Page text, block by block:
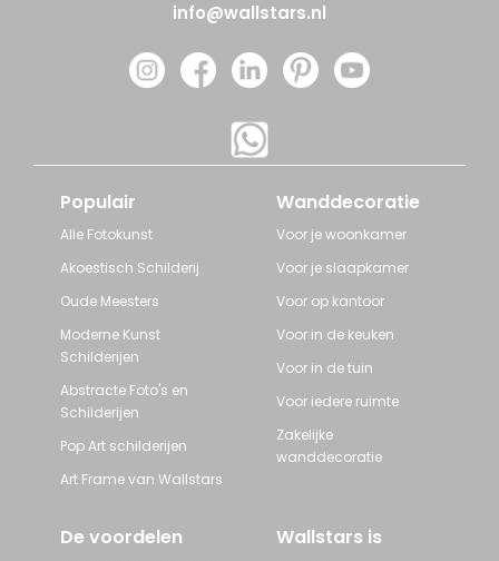
info@wallstars.nl
Populair
Alle Fotokunst
Akoestisch Schilderij
Oude Meesters
Moderne Kunst
Schilderijen
Abstracte Foto's en
Schilderijen
Pop Art schilderijen
Art Frame van Wallstars
Wanddecoratie
Voor je woonkamer
Voor je slaapkamer
Voor op kantoor
Voor in de keuken
Voor in de tuin
Voor iedere ruimte
Zakelijke
wanddecoratie
De voordelen Wallstars is